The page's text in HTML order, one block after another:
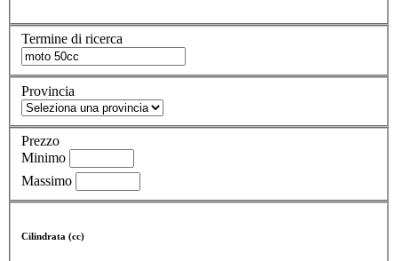
Termine di ricerca
Provincia
Prezzo
Minimo
Massimo
Cilindrata (cc)